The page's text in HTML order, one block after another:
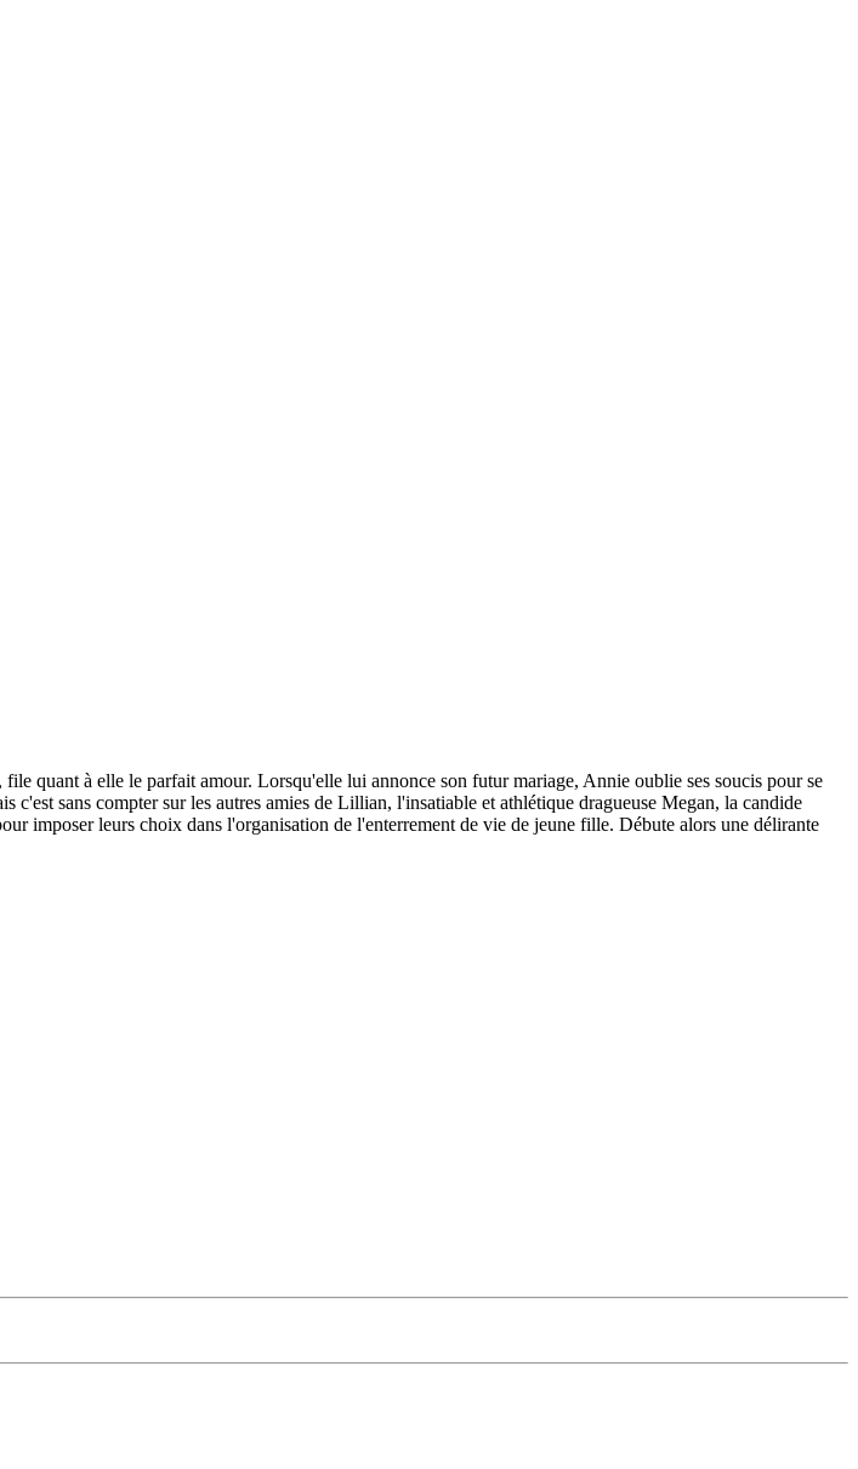
quant à elle le parfait amour. Lorsqu'elle lui annonce son futur mariage, Annie oublie ses soucis pour se
sans compter sur les autres amies de Lillian, l'insatiable et athlétique dragueuse Megan, la candide
imposer leurs choix dans l'organisation de l'enterrement de vie de jeune fille. Débute alors une délirante